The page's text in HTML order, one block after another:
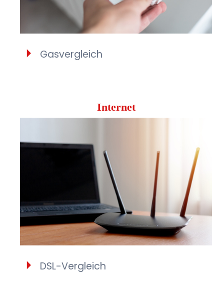
Gasvergleich
Internet
DSL-Vergleich